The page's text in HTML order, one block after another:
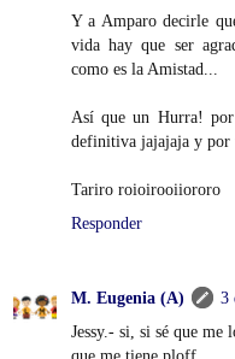
Y a Amparo decirle
vida hay que ser
como es la Amistad...
Así que un Hurra!
definitiva jajajaja y
Tariro roioirooiiororo
Responder
M. Eugenia (A)
3
Jessy.- si, si sé que me